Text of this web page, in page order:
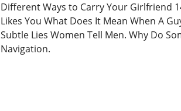
Different Ways to Carry Your Girlfriend
Likes You What Does It Mean When A
Subtle Lies Women Tell Men. Why Do
Navigation.